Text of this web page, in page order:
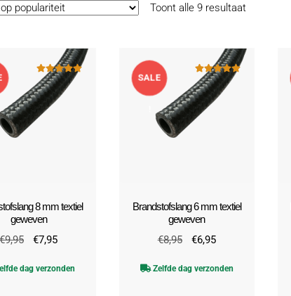
Toont alle 9 resultaatGesorteerd
8 mm textiel
geweven
Gewaardeerd
5.00 uit 5
€9,95
Oorspronkelijke
was:
€7,95Huidige
is:
dag verzonden
Brandstofslang 6 mm textiel
geweven
Gewaardeerd
5.00 uit 5
SALE
€8,95
Oorspronkelijke
was:
€6,95Huidige
is:
Zelfde dag verzonden